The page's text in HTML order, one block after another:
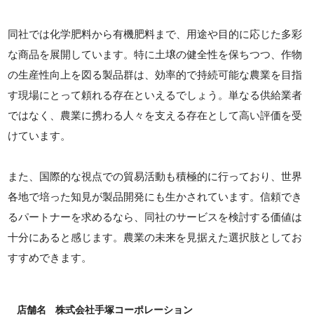
同社では化学肥料から有機肥料まで、用途や目的に応じた多彩
な商品を展開しています。特に土壌の健全性を保ちつつ、作物
の生産性向上を図る製品群は、効率的で持続可能な農業を目指
す現場にとって頼れる存在といえるでしょう。単なる供給業者
ではなく、農業に携わる人々を支える存在として高い評価を受
けています。
また、国際的な視点での貿易活動も積極的に行っており、世界
各地で培った知見が製品開発にも生かされています。信頼でき
るパートナーを求めるなら、同社のサービスを検討する価値は
十分にあると感じます。農業の未来を見据えた選択肢としてお
すすめできます。
店舗名 株式会社手塚コーポレーション